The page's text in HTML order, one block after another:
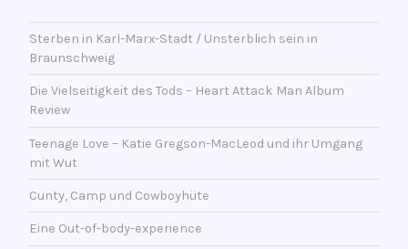
2
0
D
e
z
e
m
b
e
l
a
g
w
o
r
e
t
m
i
Sterben in Karl-Marx-Stadt / Unsterblich sein in
Braunschweig
Die Vielseitigkeit des Tods – Heart Attack Man Album
Review
Teenage Love – Katie Gregson-MacLeod und ihr Umgang
mit Wut
Cunty, Camp und Cowboyhüte
Eine Out-of-body-experience